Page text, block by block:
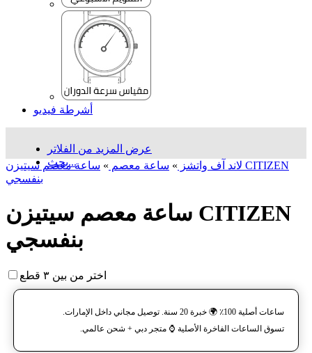
أشرطة فيديو
عرض المزيد من الفلاتر
بحث...
لاند آف واتشز » ساعة معصم » ساعة معصم سیتیزن CITIZEN
بنفسجي
ساعة معصم سیتیزن CITIZEN
بنفسجي
اختر من بين ٣ قطع
ساعات أصلية 100٪ 🌍 خبرة 20 سنة. توصيل مجاني داخل الإمارات.
تسوق الساعات الفاخرة الأصلية ⌚️ متجر دبي + شحن عالمي.